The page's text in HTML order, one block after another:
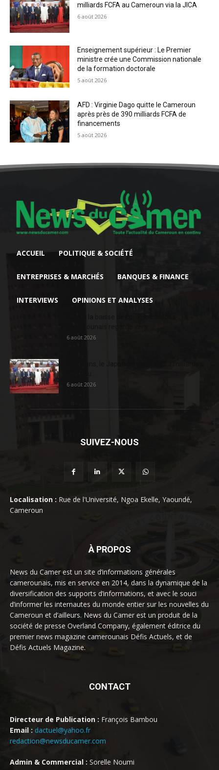
milliards FCFA au Cameroun via la JICA
6 août 2026
Enseignement supérieur : Le Premier
ministre crée une Commission nationale
de la formation doctorale
5 août 2026
AFD : Virginie Dago quitte le Cameroun
après près de 390 milliards FCFA de
financements
5 août 2026
ACCUEIL POLITIQUE & SOCIÉTÉ
ENTREPRISES & MARCHÉS BANQUES & FINANCE
INTERVIEWS OPINIONS ET ANALYSES
6 août 2026
6 août 2026
SUIVEZ-NOUS
Localisation : Rue de l'Université, Ngoa Ekelle, Yaoundé,
Cameroun
À PROPOS
News du Camer est un site d’informations générales
camerounais, mis en service en 2014, dans la dynamique de la
diversification des supports d’informations, et avec le souci
d’informer les internautes du monde entier sur les nouvelles du
Cameroun et d’ailleurs. News du Camer est un produit de la
société de presse Overland Company, également éditrice du
premier news magazine camerounais Défis Actuels, et de
Défis Actuels Magazine.
CONTACT
Directeur de Publication : François Bambou
Email : dactuel@yahoo.fr
redaction@newsducamer.com
Admin & Commercial : Sorelle Noumi